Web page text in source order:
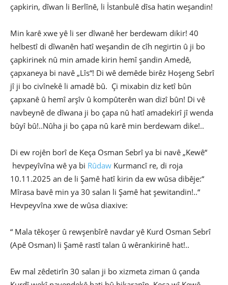
çapkirin, dîwan li Berlînê, li İstanbulê dîsa hatin weşandin!
Min karê xwe yê li ser dîwanê her berdewam dikir! 40
helbestî di dîwanên hatî weşandin de cîh negirtin û ji bo
çapkirinek nû min amade kirin hemî şandin Amedê,
çapxaneya bi navê „Lîs“! Di wê demêde birêz Hoşeng Sebrî
jî ji bo civînekê li amadê bû. Çi mixabin diz ketî bûn
çapxanê û hemî arşîv û kompûterên wan dizî bûn! Di vê
navbeynê de dîwana ji bo çapa nû hatî amadekirî jî wenda
bûyî bû!..Nûha ji bo çapa nû karê min berdewam dike!..
Di ew rojên borî de Keça Osman Sebrî ya bi navê „Kewê“
hevpeyîvîna wê ya bi Rûdaw Kurmancî re, di roja
10.11.2025 an de li Şamê hatî kirin da ew wûsa dibêje:“
Mîrasa bavê min ya 30 salan li Şamê hat şewitandin!..“
Hevpeyvîna xwe de wûsa diaxive:
“ Mala têkoşer û rewşenbîrê navdar yê Kurd Osman Sebrî
(Apê Osman) li Şamê rastî talan û wêrankirinê hat!..
Ew mal zêdetirîn 30 salan ji bo xizmeta ziman û çanda